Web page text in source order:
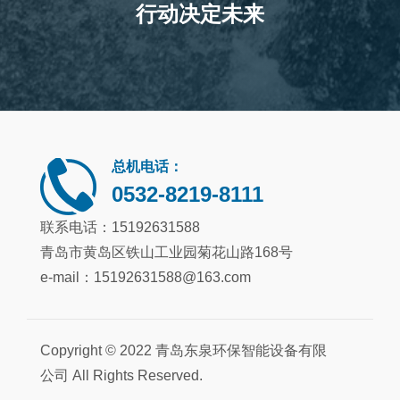
行动决定未来
总机电话：
0532-8219-8111
联系电话：15192631588
青岛市黄岛区铁山工业园菊花山路168号
e-mail： 15192631588@163.com
Copyright © 2022 青岛东泉环保智能设备有限
公司 All Rights Reserved.